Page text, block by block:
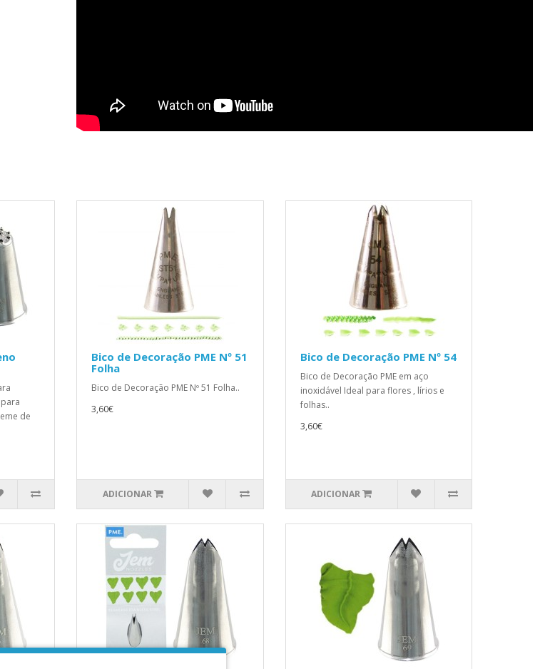
de
Bico de Decoração PME Nº 51
Folha
Bico de Decoração PME Nº 51 Folha..
3,60€
ADICIONAR
Bico de Decoração PME Nº 54
Bico de Decoração PME em aço
inoxidável Ideal para flores , lírios e
folhas..
3,60€
ADICIONAR